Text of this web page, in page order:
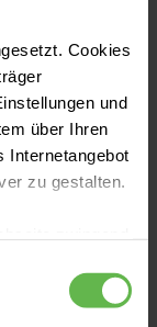
Cookies
und
über Ihren
Internetangebot
zu gestalten.
im